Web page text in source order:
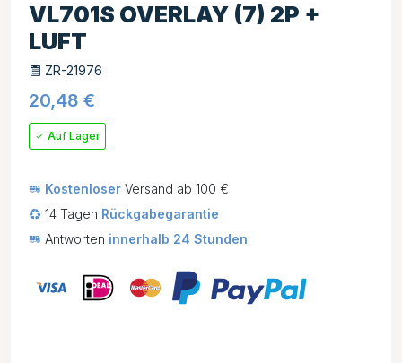
VL701S OVERLAY (7) 2P +
LUFT
ZR-21976
20,48 €
Auf Lager
Kostenloser Versand ab 100 €
14 Tagen Rückgabegarantie
Antworten innerhalb 24 Stunden